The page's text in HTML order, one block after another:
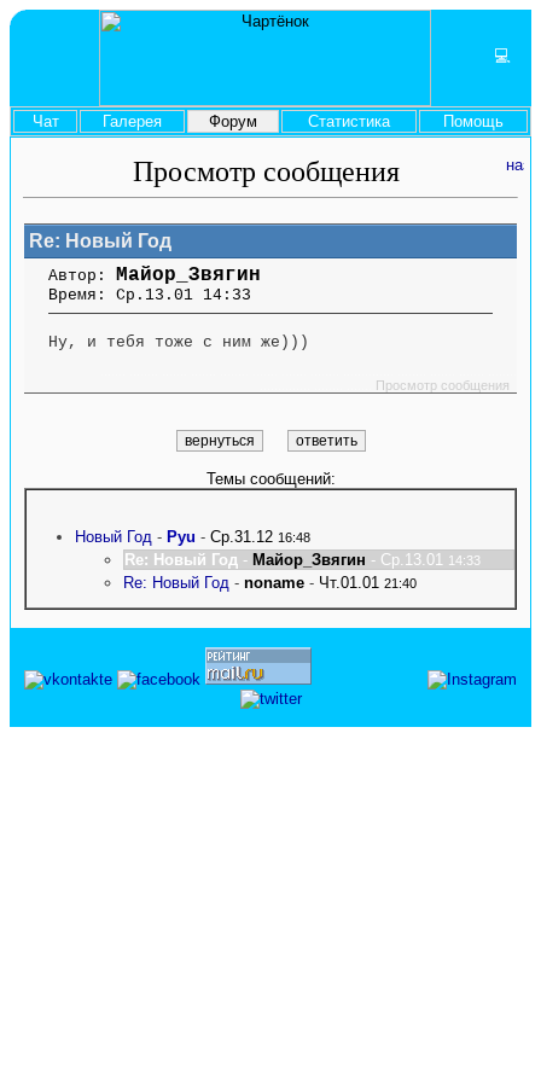
💻
Чат Галерея Форум Статистика Помощь
Просмотр сообщения
Re: Новый Год
Автор: Майор_Звягин
Время: Ср.13.01 14:33
Ну, и тебя тоже с ним же)))
Просмотр сообщения
Темы сообщений:
Новый Год - Pyu - Ср.31.12 16:48
Re: Новый Год - Майор_Звягин - Ср.13.01 14:33
Re: Новый Год - noname - Чт.01.01 21:40